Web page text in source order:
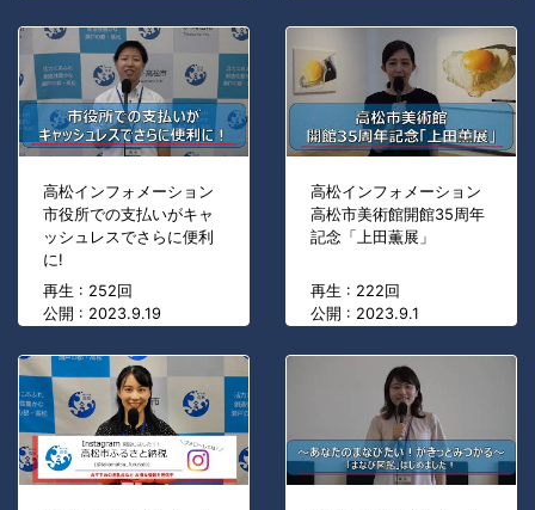
高松インフォメーション
市役所での支払いがキャ
ッシュレスでさらに便利
に!
再生 : 252回
公開 : 2023.9.19
高松インフォメーション
高松市美術館開館35周年
記念「上田薫展」
再生 : 222回
公開 : 2023.9.1